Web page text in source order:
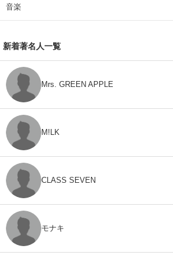
音楽
新着著名人一覧
Mrs. GREEN APPLE
M!LK
CLASS SEVEN
モナキ